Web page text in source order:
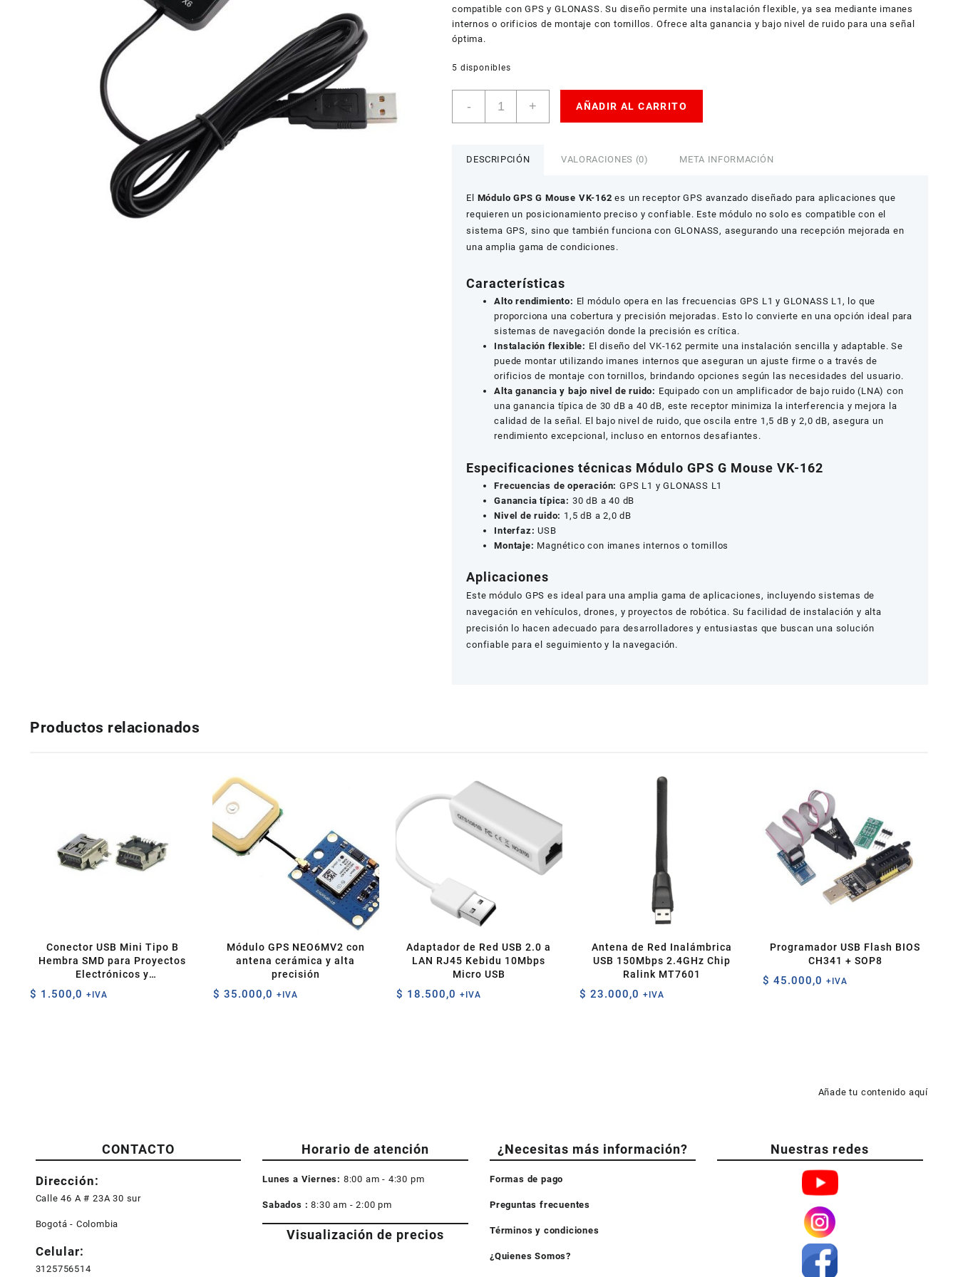
compatible con GPS y GLONASS. Su diseño permite una instalación flexible, ya sea mediante imanes
internos o orificios de montaje con tornillos. Ofrece alta ganancia y bajo nivel de ruido para una señal
óptima.
5 disponibles
-
GPS
VK-
+ AÑADIR AL CARRITO
DESCRIPCIÓN VALORACIONES (0) META INFORMACIÓN
El Módulo GPS G Mouse VK-162 es un receptor GPS avanzado diseñado para aplicaciones que
requieren un posicionamiento preciso y confiable. Este módulo no solo es compatible con el
sistema GPS, sino que también funciona con GLONASS, asegurando una recepción mejorada en
una amplia gama de condiciones.
Características
Alto rendimiento: El módulo opera en las frecuencias GPS L1 y GLONASS L1, lo que
proporciona una cobertura y precisión mejoradas. Esto lo convierte en una opción ideal para
sistemas de navegación donde la precisión es crítica.
Instalación flexible: El diseño del VK-162 permite una instalación sencilla y adaptable. Se
puede montar utilizando imanes internos que aseguran un ajuste firme o a través de
orificios de montaje con tornillos, brindando opciones según las necesidades del usuario.
Alta ganancia y bajo nivel de ruido: Equipado con un amplificador de bajo ruido (LNA) con
una ganancia típica de 30 dB a 40 dB, este receptor minimiza la interferencia y mejora la
calidad de la señal. El bajo nivel de ruido, que oscila entre 1,5 dB y 2,0 dB, asegura un
rendimiento excepcional, incluso en entornos desafiantes.
Especificaciones técnicas Módulo GPS G Mouse VK-162
Frecuencias de operación: GPS L1 y GLONASS L1
Ganancia típica: 30 dB a 40 dB
Nivel de ruido: 1,5 dB a 2,0 dB
Interfaz: USB
Montaje: Magnético con imanes internos o tornillos
Aplicaciones
Este módulo GPS es ideal para una amplia gama de aplicaciones, incluyendo sistemas de
navegación en vehículos, drones, y proyectos de robótica. Su facilidad de instalación y alta
precisión lo hacen adecuado para desarrolladores y entusiastas que buscan una solución
confiable para el seguimiento y la navegación.
Productos relacionados
Conector USB Mini Tipo B
Hembra SMD para Proyectos
Electrónicos y
Comunicaciones
$ 1.500,0 +IVA
Módulo GPS NEO6MV2 con
antena cerámica y alta
precisión
$ 35.000,0 +IVA
Adaptador de Red USB 2.0 a
LAN RJ45 Kebidu 10Mbps
Micro USB
$ 18.500,0 +IVA
Antena de Red Inalámbrica
USB 150Mbps 2.4GHz Chip
Ralink MT7601
$ 23.000,0 +IVA
Programador USB Flash BIOS
CH341 + SOP8
$ 45.000,0 +IVA
Añade tu contenido aquí
CONTACTO
Dirección:
Calle 46 A # 23A 30 sur
Bogotá - Colombia
Celular:
3125756514
Horario de atención
Lunes a Viernes: 8:00 am - 4:30 pm
Sabados :8:30 am - 2:00 pm
Visualización de precios
¿Necesitas más información?
Formas de pago
Preguntas frecuentes
Términos y condiciones
¿Quienes Somos?
Nuestras redes